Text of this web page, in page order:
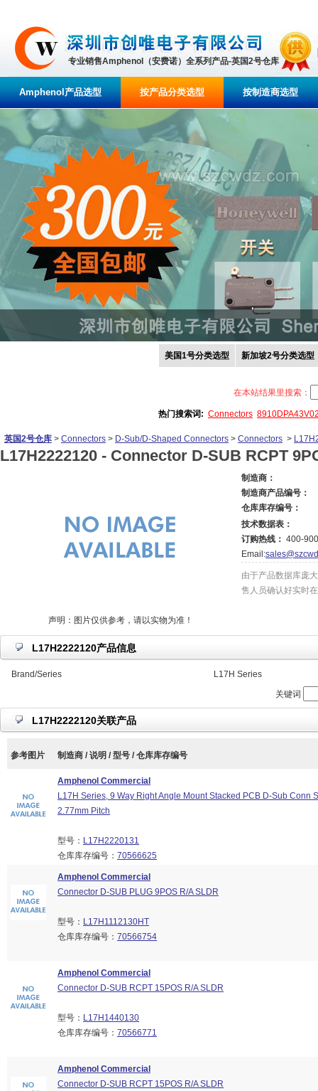
专业销售Amphenol（安费诺）全系列产品-英国2号仓库
Amphenol产品选型 按产品分类选型 按制造商选型
美国1号分类选型 新加坡2号分类选型
在本站结果里搜索：
热门搜索词: Connectors
英国2号仓库 > Connectors > D-Sub/D-Shaped Connectors > Connectors >
L17H2222120 - Connector D-SUB RCPT
声明：图片仅供参考，请以实物为准！
制造商：
制造商产品编号：
仓库库存编号：
技术数据表：
订购热线： 400-
Email:
由于产品数据库庞
售人员确认好实时
L17H2222120产品信息
Brand/Series
L17H Series
关键词
L17H2222120关联产品
参考图片 制造商 / 说明 / 型号 / 仓库库存编号
Amphenol Commercial
L17H Series, 9 Way Right Angle Mount Stacked PCB D-Sub Conn
2.77mm Pitch
型号： L17H2220131
仓库库存编号： 70566625
Amphenol Commercial
Connector D-SUB PLUG 9POS R/A SLDR
型号： L17H1112130HT
仓库库存编号： 70566754
Amphenol Commercial
Connector D-SUB RCPT 15POS R/A SLDR
型号： L17H1440130
仓库库存编号： 70566771
Amphenol Commercial
Connector D-SUB RCPT 15POS R/A SLDR